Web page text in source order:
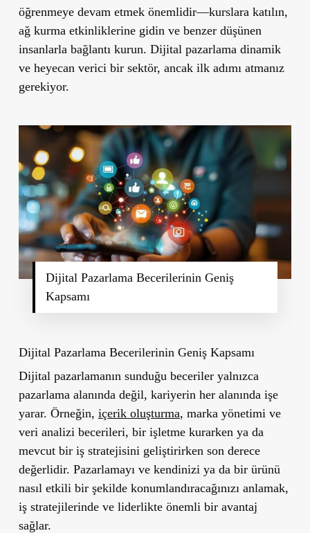
öğrenmeye devam etmek önemlidir—kurslara katılın,
ağ kurma etkinliklerine gidin ve benzer düşünen
insanlarla bağlantı kurun. Dijital pazarlama dinamik
ve heyecan verici bir sektör, ancak ilk adımı atmanız
gerekiyor.
Dijital Pazarlama Becerilerinin Geniş
Kapsamı
Dijital Pazarlama Becerilerinin Geniş Kapsamı
Dijital pazarlamanın sunduğu beceriler yalnızca
pazarlama alanında değil, kariyerin her alanında işe
yarar. Örneğin, içerik oluşturma, marka yönetimi ve
veri analizi becerileri, bir işletme kurarken ya da
mevcut bir iş stratejisini geliştirirken son derece
değerlidir. Pazarlamayı ve kendinizi ya da bir ürünü
nasıl etkili bir şekilde konumlandıracağınızı anlamak,
iş stratejilerinde ve liderlikte önemli bir avantaj
sağlar.